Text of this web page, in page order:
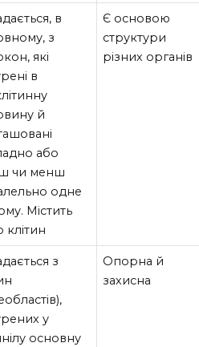
в
з
які
в
й
або
чи менш
одне
Містить
клітин
Є основою
структури
різних органів
з
у
основну
Опорна й
захисна